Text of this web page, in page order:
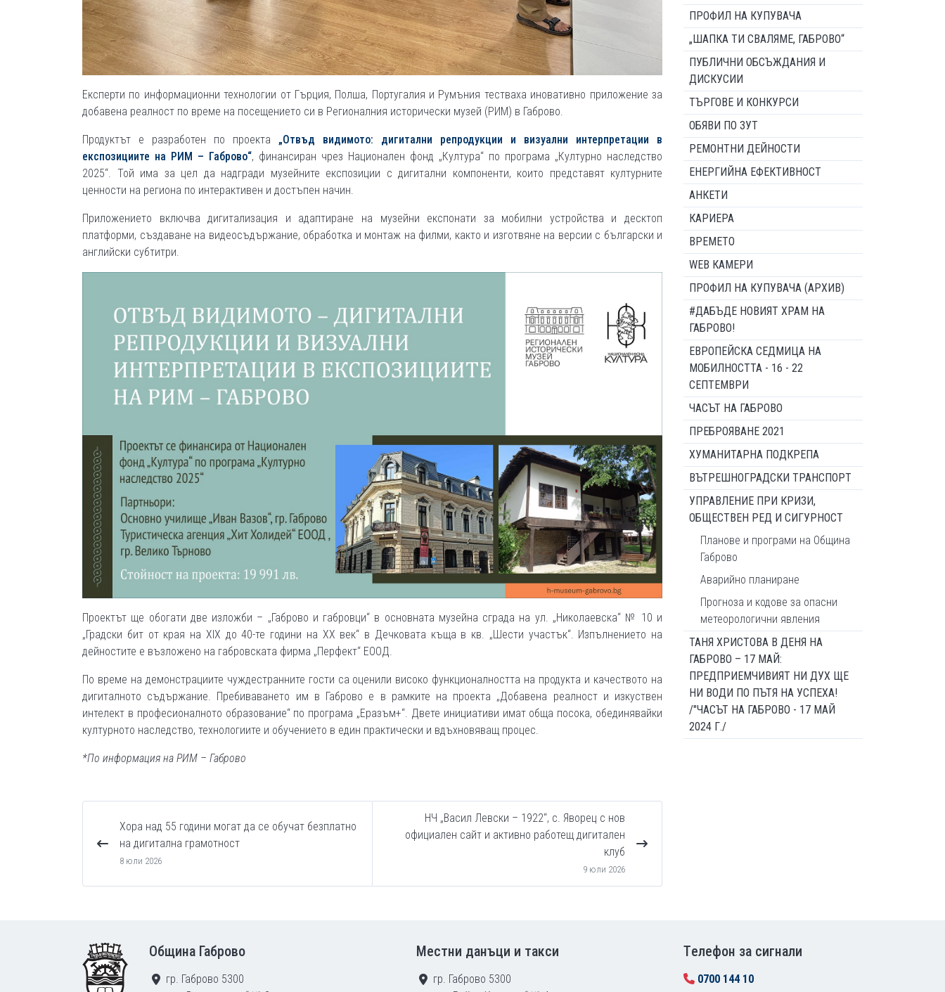
Експерти по информационни технологии от Гърция, Полша, Португалия и Румъния тестваха иновативно приложение за
добавена реалност по време на посещението си в Регионалния исторически музей (РИМ) в Габрово.
Продуктът е разработен по проекта „Отвъд видимото: дигитални репродукции и визуални интерпретации в
експозициите на РИМ – Габрово“, финансиран чрез Национален фонд „Култура“ по програма „Културно наследство
2025“. Той има за цел да надгради музейните експозиции с дигитални компоненти, които представят културните
ценности на региона по интерактивен и достъпен начин.
Приложението включва дигитализация и адаптиране на музейни експонати за мобилни устройства и десктоп
платформи, създаване на видеосъдържание, обработка и монтаж на филми, както и изготвяне на версии с български и
английски субтитри.
Проектът ще обогати две изложби – „Габрово и габровци“ в основната музейна сграда на ул. „Николаевска“ № 10 и
„Градски бит от края на XIX до 40-те години на XX век“ в Дечковата къща в кв. „Шести участък“. Изпълнението на
дейностите е възложено на габровската фирма „Перфект“ ЕООД.
По време на демонстрациите чуждестранните гости са оценили високо функционалността на продукта и качеството на
дигиталното съдържание. Пребиваването им в Габрово е в рамките на проекта „Добавена реалност и изкуствен
интелект в професионалното образование“ по програма „Еразъм+“. Двете инициативи имат обща посока, обединявайки
културното наследство, технологиите и обучението в един практически и вдъхновяващ процес.
*По информация на РИМ – Габрово
Хора над 55 години могат да се обучат безплатно
на дигитална грамотност
8 юли 2026
НЧ „Васил Левски – 1922“, с. Яворец с нов
официален сайт и активно работещ дигитален
клуб
9 юли 2026
ПРОФИЛ НА КУПУВАЧА
„ШАПКА ТИ СВАЛЯМЕ, ГАБРОВО“
ПУБЛИЧНИ ОБСЪЖДАНИЯ И
ДИСКУСИИ
ТЪРГОВЕ И КОНКУРСИ
ОБЯВИ ПО ЗУТ
РЕМОНТНИ ДЕЙНОСТИ
ЕНЕРГИЙНА ЕФЕКТИВНОСТ
АНКЕТИ
КАРИЕРА
ВРЕМЕТО
WEB КАМЕРИ
ПРОФИЛ НА КУПУВАЧА (АРХИВ)
#ДАБЪДЕ НОВИЯТ ХРАМ НА
ГАБРОВО!
ЕВРОПЕЙСКА СЕДМИЦА НА
МОБИЛНОСТТА - 16 - 22
СЕПТЕМВРИ
ЧАСЪТ НА ГАБРОВО
ПРЕБРОЯВАНЕ 2021
ХУМАНИТАРНА ПОДКРЕПА
ВЪТРЕШНОГРАДСКИ ТРАНСПОРТ
УПРАВЛЕНИЕ ПРИ КРИЗИ,
ОБЩЕСТВЕН РЕД И СИГУРНОСТ
Планове и програми на Община
Габрово
Аварийно планиране
Прогноза и кодове за опасни
метеорологични явления
ТАНЯ ХРИСТОВА В ДЕНЯ НА
ГАБРОВО – 17 МАЙ:
ПРЕДПРИЕМЧИВИЯТ НИ ДУХ ЩЕ
НИ ВОДИ ПО ПЪТЯ НА УСПЕХА!
/"ЧАСЪТ НА ГАБРОВО - 17 МАЙ
2024 Г./
Община Габрово
гр. Габрово 5300
Местни данъци и такси
гр. Габрово 5300
Tелефон за сигнали
0700 144 10